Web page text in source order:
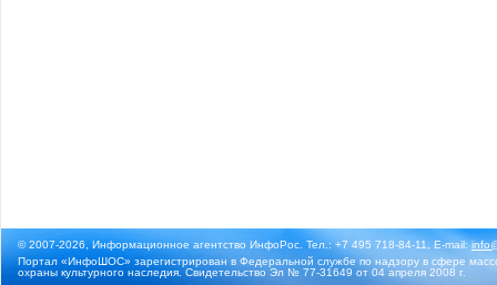
© 2007-2026, Информационное агентство ИнфоРос. Тел.: +7 495 718-84-11, E-mail:
Портал «ИнфоШОС» зарегистрирован в Федеральной службе по надзору в сфере
охраны культурного наследия. Свидетельство Эл № 77-31649 от 04 апреля 2008 г.